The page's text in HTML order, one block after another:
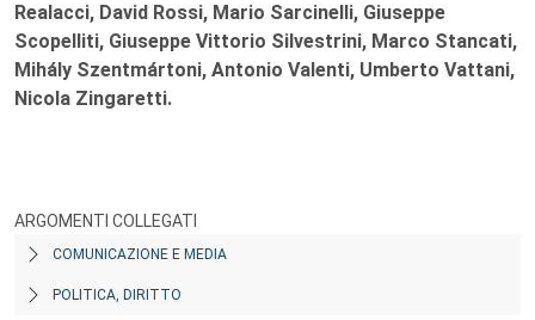
Realacci, David Rossi, Mario Sarcinelli, Giuseppe
Scopelliti, Giuseppe Vittorio Silvestrini, Marco Stancati,
Mihály Szentmártoni, Antonio Valenti, Umberto Vattani,
Nicola Zingaretti.
ARGOMENTI COLLEGATI
COMUNICAZIONE E MEDIA
POLITICA, DIRITTO